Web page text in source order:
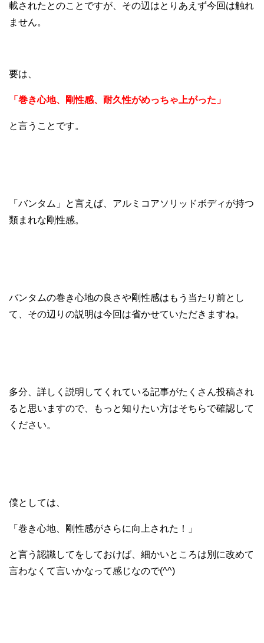
載されたとのことですが、 その辺はとりあえず今回は触れ
ません。
要は、
「巻き心地、剛性感、耐久性がめっちゃ上がった」
と言うことです。
「バンタム」と言えば、アルミコアソリッドボディが持つ
類まれな剛性感。
バンタムの巻き心地の良さや剛性感はもう当たり前とし
て、その辺りの説明は今回は省かせていただきますね。
多分、詳しく説明してくれている記事がたくさん投稿され
ると思いますので、もっと知りたい方はそちらで確認して
ください。
僕としては、
「巻き心地、剛性感がさらに向上された！」
と言う認識してをしておけば、 細かいところは別に改めて
言わなくて言いかなって感じなので(^^)